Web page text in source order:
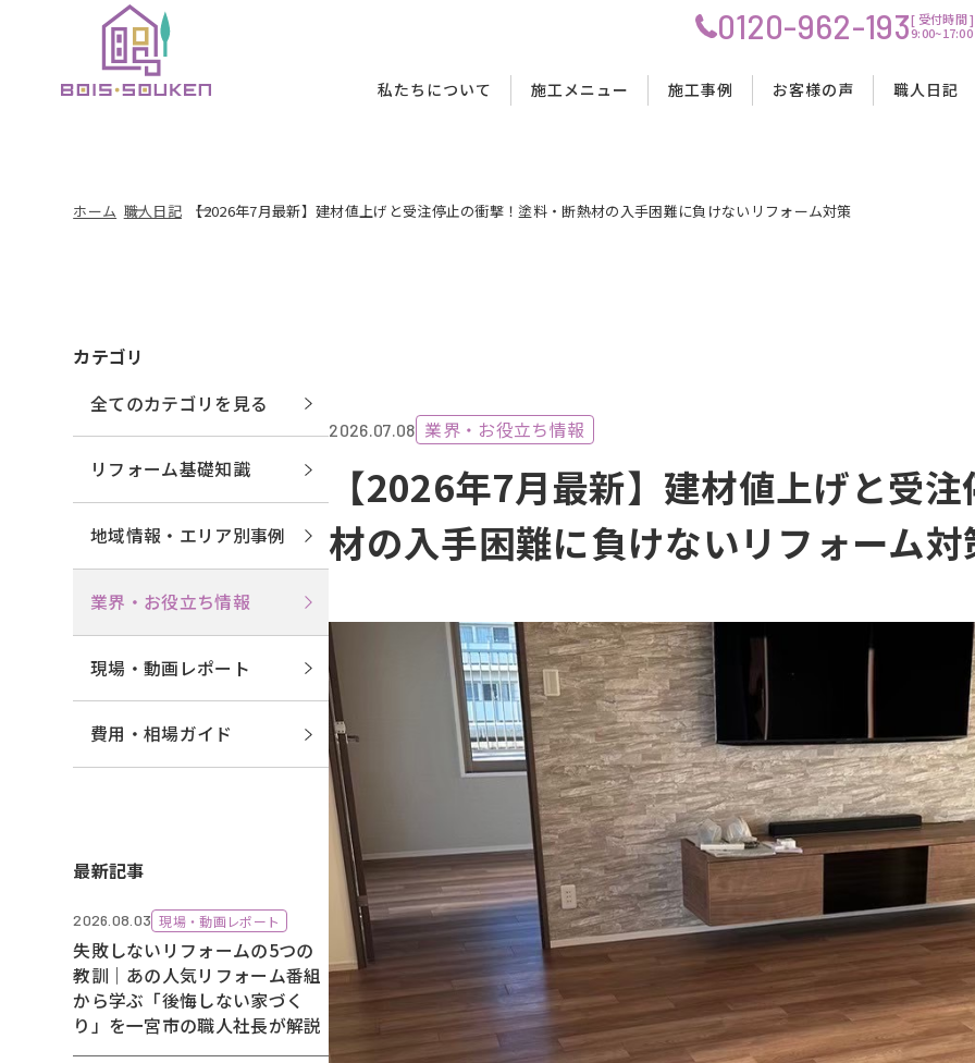
0120-962-193[ 受付時間 ]
本文までスキップ
私たちについて
私たちについて BOIS創建の強み 理念
施工メニュー
施工メニュー リノベーション工事 水回りリフォーム工事
施工事例
施工事例 リノベーション工事 水回りリフォーム工事
お客様の声
お客様の声 リノベーション工事 水回りリフォーム工事
職人日記
初めての方へ 工事の流れ 料金・費用について
ホーム 職人日記 【2026年7月最新】建材値上げと受注停止の衝撃！塗料・断熱材の入手困難に負けないリフォーム対策
カテゴリ
全てのカテゴリを見る
リフォーム基礎知識
地域情報・エリア別事例
業界・お役立ち情報
現場・動画レポート
費用・相場ガイド
最新記事
2026.08.03 現場・動画レポート
失敗しないリフォームの5つの
教訓｜あの人気リフォーム番組
から学ぶ「後悔しない家づく
り」を一宮市の職人社長が解説
【2026年7月最新】建材値上げと受
材の入手困難に負けないリフォーム対
2026.07.08 業界・お役立ち情報